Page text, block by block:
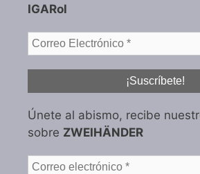
IGARol
Únete al abismo, recibe
sobre ZWEIHÄNDER